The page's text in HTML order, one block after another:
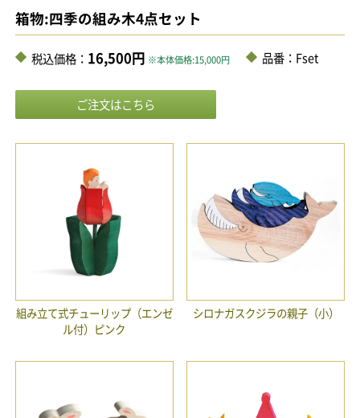
箱物:四季の組み木4点セット
税込価格： 16,500円 ※本体価格:15,000円 品番：Fset
組み立て式チューリップ（エンゼ
ル付）ピンク
シロナガスクジラの親子（小）